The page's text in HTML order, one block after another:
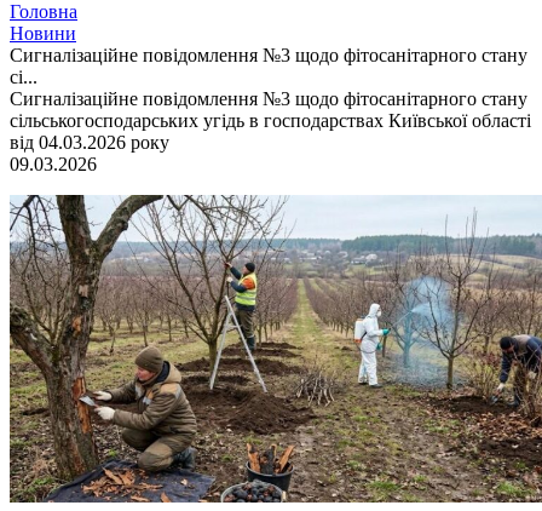
Головна
Новини
Сигналізаційне повідомлення №3 щодо фітосанітарного стану
сі...
Сигналізаційне повідомлення №3 щодо фітосанітарного стану
сільськогосподарських угідь в господарствах Київської області
від 04.03.2026 року
09.03.2026